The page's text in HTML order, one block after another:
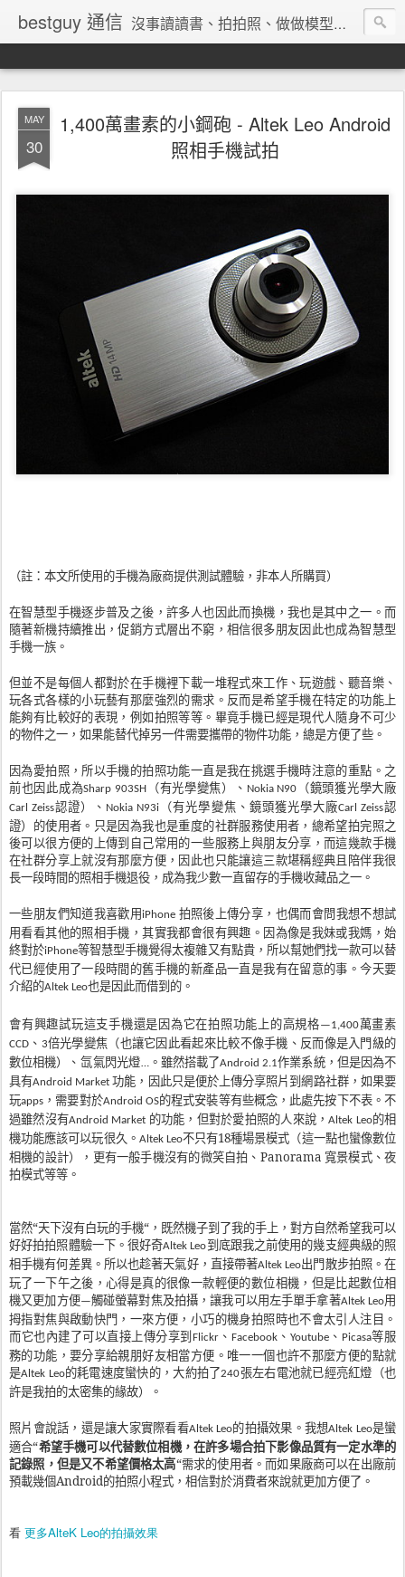
bestguy 通信 沒事讀讀書、拍拍照、做做模型、收集玩具與老相機的網路業老兵
MAY
30
1,400萬畫素的小鋼砲 - Altek Leo Android
照相手機試拍
（註 ：本文所使用的手機為廠商提供測試體驗，非本人所購買）
在智慧型手機逐步普及之後，許多人也因此而換機，我也是其中之一。而
隨著新機持續推出，促銷方式層出不窮，相信很多朋友因此也成為智慧型
手機一族。
但並不是每個人都對於在手機裡下載一堆程式來工作、玩遊戲、聽音樂、
玩各式各樣的小玩藝有那麼強烈的需求。反而是希望手機在特定的功能上
能夠有比較好的表現，例如拍照等等。畢竟手機已經是現代人隨身不可少
的物件之一，如果能替代掉另一件需要攜帶的物件功能，總是方便了些。
因為愛拍照，所以手機的拍照功能一直是我在挑選手機時注意的重點。之
前也因此成為Sharp 903SH （有光學變焦）、 Nokia N90 （鏡頭獲光學大廠
Carl Zeiss認證）、 Nokia N93i （有光學變焦、鏡頭獲光學大廠Carl Zeiss認
證）的使用者。只是因為我也是重度的社群服務使用者，總希望拍完照之
後可以很方便的上傳到自己常用的一些服務上與朋友分享，而這幾款手機
在社群分享上就沒有那麼方便，因此也只能讓這三款堪稱經典且陪伴我很
長一段時間的照相手機退役，成為我少數一直留存的手機收藏品之一。
一些朋友們知道我喜歡用iPhone 拍照後上傳分享，也偶而會問我想不想試
用看看其他的照相手機，其實我都會很有興趣。因為像是我妹或我媽，始
終對於iPhone等智慧型手機覺得太複雜又有點貴，所以幫她們找一款可以替
代已經使用了一段時間的舊手機的新產品一直是我有在留意的事。今天要
介紹的Altek Leo也是因此而借到的。
會有興趣試玩這支手機還是因為它在拍照功能上的高規格—1,400萬畫素
CCD 、 3倍光學變焦（也讓它因此看起來比較不像手機、反而像是入門級的
數位相機）、 氙氣閃光燈…。雖然搭載了Android 2.1作業系統，但是因為不
具有Android Market功能，因此只是便於上傳分享照片到網路社群，如果要
玩apps ，需要對於Android OS的程式安裝等有些概念，此處先按下不表。不
過雖然沒有Android Market 的功能，但對於愛拍照的人來說，Altek Leo的相
機功能應該可以玩很久。 Altek Leo不只有18種場景模式（這一點也蠻像數位
相機的設計），更有一般手機沒有的微笑自拍、Panorama 寬景模式、夜
拍模式等等。
當然“天下沒有白玩的手機“，既然機子到了我的手上，對方自然希望我可以
好好拍拍照體驗一下。很好奇Altek Leo到底跟我之前使用的幾支經典級的照
相手機有何差異。所以也趁著天氣好，直接帶著Altek Leo出門散步拍照。在
玩了一下午之後，心得是真的很像一款輕便的數位相機，但是比起數位相
機又更加方便—觸碰螢幕對焦及拍攝，讓我可以用左手單手拿著Altek Leo用
拇指對焦與啟動快門，一來方便，小巧的機身拍照時也不會太引人注目。
而它也內建了可以直接上傳分享到Flickr、 Facebook、 Youtube、 Picasa等服
務的功能，要分享給親朋好友相當方便。唯一一個也許不那麼方便的點就
是Altek Leo的耗電速度蠻快的，大約拍了240張左右電池就已經亮紅燈（也
許是我拍的太密集的緣故）。
照片會說話，還是讓大家實際看看Altek Leo的拍攝效果。我想Altek Leo是蠻
適合“希望手機可以代替數位相機，在許多場合拍下影像品質有一定水準的
記錄照，但是又不希望價格太高“需求的使用者。而如果廠商可以在出廠前
預載幾個Android的拍照小程式，相信對於消費者來說就更加方便了。
看 更多AlteK Leo的拍攝效果